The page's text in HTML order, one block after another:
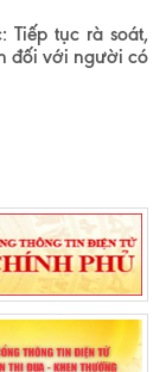
Tiếp tục rà soát,
đối với người có